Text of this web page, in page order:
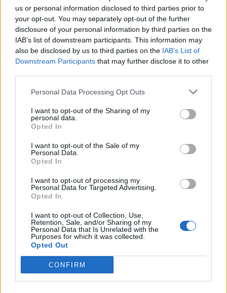
us or personal information disclosed to third parties prior to
your opt-out. You may separately opt-out of the further
disclosure of your personal information by third parties on the
IAB’s list of downstream participants. This information may
also be disclosed by us to third parties on the IAB’s List of
Downstream Participants that may further disclose it to other
Personal Data Processing Opt Outs
I want to opt-out of the Sharing of my
personal data.
Opted In
I want to opt-out of the Sale of my
Personal Data.
Opted In
I want to opt-out of processing my
Personal Data for Targeted Advertising.
Opted In
I want to opt-out of Collection, Use,
Retention, Sale, and/or Sharing of my
Personal Data that Is Unrelated with the
Purposes for which it was collected.
Opted Out
CONFIRM
εικόνες από τη μοναδική εμπειρία που βίωσαν
στα Μπόρα Μπόρα με καρχαρίες και σαλάχια
Αλεξάνδρα Παλαιολόγου: «Έχασα δουλειές επειδή
πολύ»